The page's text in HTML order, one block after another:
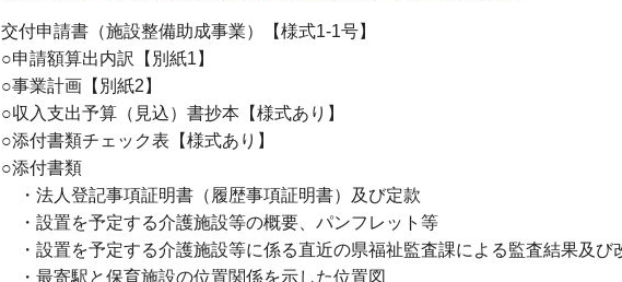
交付申請書（施設整備助成事業）【様式1-1号】
○申請額算出内訳【別紙1】
○事業計画【別紙2】
○収入支出予算（見込）書抄本【様式あり】
○添付書類チェック表【様式あり】
○添付書類
・法人登記事項証明書（履歴事項証明書）及び定款
・設置を予定する介護施設等の概要、パンフレット等
・設置を予定する介護施設等に係る直近の県福祉監査課による監査結果及び
・最寄駅と保育施設の位置関係を示した位置図